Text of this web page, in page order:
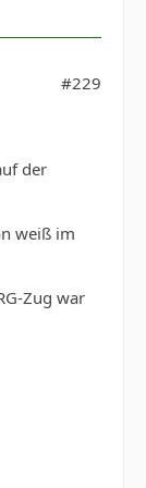
#229
der
weiß im
Zug war